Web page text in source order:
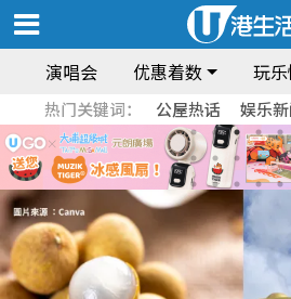
演唱会 优惠着数 玩
热门关键词： 公屋热话 娱乐